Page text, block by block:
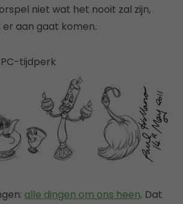
niet wat het nooit zal zijn,
aan gaat komen.
tijdperk
alle dingen om ons heen. Dat